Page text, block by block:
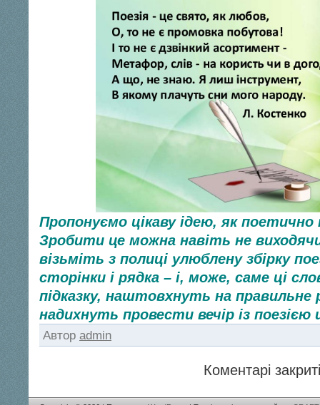
Пропонуємо цікаву ідею, як поетично
Зробити це можна навіть не
візьміть з полиці улюблену збірку
сторінки і рядка – і, може, саме ці
підказку, наштовхнуть на
надихнуть провести вечір із
Автор admin
Коментарі